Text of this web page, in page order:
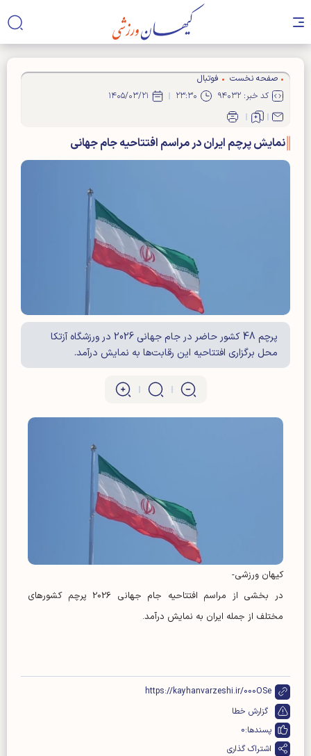
صفحه نخست
فوتبال
کد خبر: ۹۴۰۳۲
۲۳:۳۰ ۱۴۰۵/۰۳/۲۱
نمایش پرچم ایران در مراسم افتتاحیه جام جهانی
پرچم 48 کشور حاضر در جام جهانی 2026 در ورزشگاه آزتکا
محل برگزاری افتتاحیه این رقابت‌ها به نمایش درآمد.
کیهان ورزشی-
در بخشی از مراسم افتتاحیه جام جهانی 2026 پرچم کشورهای
مختلف از جمله ایران به نمایش درآمد.
https://kayhanvarzeshi.ir/000OSe
گزارش خطا
پسندها:0
اشتراک گذاری